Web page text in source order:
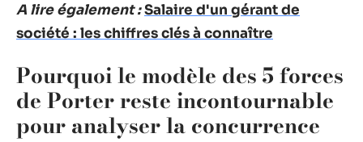
A lire également :Salaire d'un gérant de
société : les chiffres clés à connaître
Pourquoi le modèle des 5 forces
de Porter reste incontournable
pour analyser la concurrence